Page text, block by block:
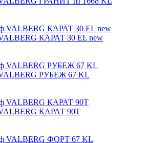
КАРАТ 30 EL new
РУБЕЖ 67 KL
КАРАТ 90T